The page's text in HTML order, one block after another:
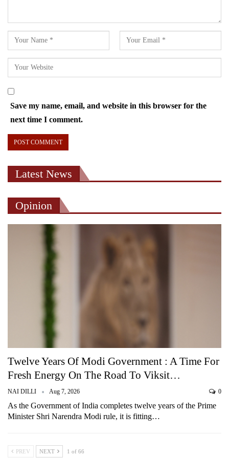
Save my name, email, and website in this browser for the
next time I comment.
Latest News
Opinion
Twelve Years Of Modi Government : A Time For
Fresh Energy On The Road To Viksit…
NAI DILLI Aug 7, 2026 0
As the Government of India completes twelve years of the Prime
Minister Shri Narendra Modi rule, it is fitting…
PREV NEXT 1 of 66